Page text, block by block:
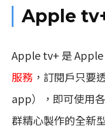
Apple
Apple tv+ 是 Apple
服務 ，訂閱戶只要
app），即可使用
群精心製作的全新